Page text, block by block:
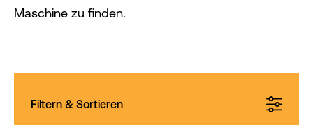
Maschine zu finden.
Filtern & Sortieren